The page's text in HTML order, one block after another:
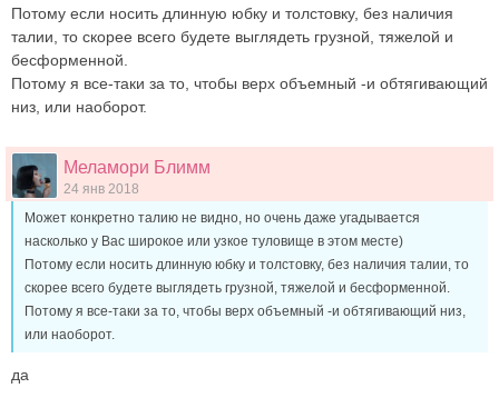
Потому если носить длинную юбку и толстовку, без наличия
талии, то скорее всего будете выглядеть грузной, тяжелой и
бесформенной.
Потому я все-таки за то, чтобы верх объемный -и обтягивающий
низ, или наоборот.
Меламори Блимм
24 янв 2018
Может конкретно талию не видно, но очень даже угадывается
насколько у Вас широкое или узкое туловище в этом месте)
Потому если носить длинную юбку и толстовку, без наличия талии, то
скорее всего будете выглядеть грузной, тяжелой и бесформенной.
Потому я все-таки за то, чтобы верх объемный -и обтягивающий низ,
или наоборот.
да